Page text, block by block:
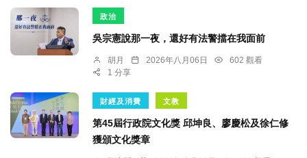
政治
吳宗憲說那一夜，還好有法警擋在我面前
胡月 2026年八月06日
602 觀看
1 分享
財經及消費 文教
第45屆行政院文化獎 邱坤良、廖慶松及徐仁修
獲頒文化獎章